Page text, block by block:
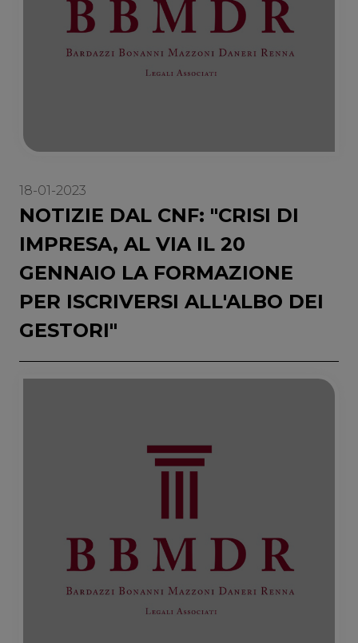
18-01-2023
NOTIZIE DAL CNF: "CRISI DI
IMPRESA, AL VIA IL 20
GENNAIO LA FORMAZIONE
PER ISCRIVERSI ALL'ALBO DEI
GESTORI"